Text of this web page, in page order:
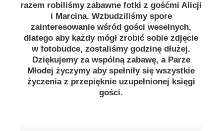
razem robiliśmy zabawne fotki z gośćmi Alicji
i Marcina. Wzbudziliśmy spore
zainteresowanie wśród gości weselnych,
dlatego aby każdy mógł zrobić sobie zdjęcie
w fotobudce, zostaliśmy godzinę dłużej.
Dziękujemy za wspólną zabawę, a Parze
Młodej życzymy aby spełniły się wszystkie
życzenia z przepięknie uzupełnionej księgi
gości.